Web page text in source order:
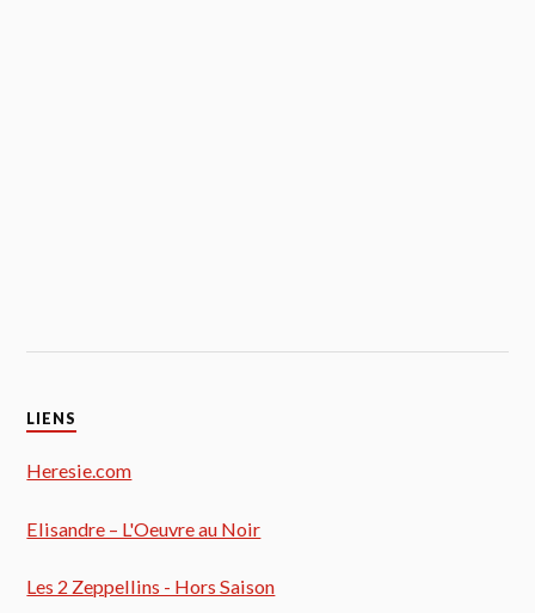
LIENS
Heresie.com
Elisandre – L'Oeuvre au Noir
Les 2 Zeppellins - Hors Saison